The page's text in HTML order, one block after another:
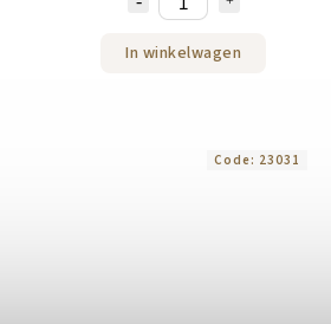
In winkelwagen
Code: 23031